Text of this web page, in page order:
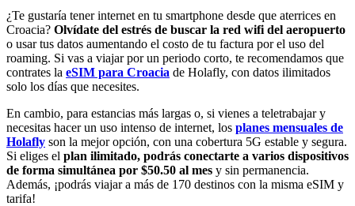
¿Te gustaría tener internet en tu smartphone desde que aterrices en
Croacia? Olvídate del estrés de buscar la red wifi del aeropuerto
o usar tus datos aumentando el costo de tu factura por el uso del
roaming. Si vas a viajar por un periodo corto, te recomendamos que
contrates la eSIM para Croacia de Holafly, con datos ilimitados
solo los días que necesites.
En cambio, para estancias más largas o, si vienes a teletrabajar y
necesitas hacer un uso intenso de internet, los planes mensuales de
Holafly son la mejor opción, con una cobertura 5G estable y segura.
Si eliges el plan ilimitado, podrás conectarte a varios dispositivos
de forma simultánea por $50.50 al mes y sin permanencia.
Además, ¡podrás viajar a más de 170 destinos con la misma eSIM y
tarifa!